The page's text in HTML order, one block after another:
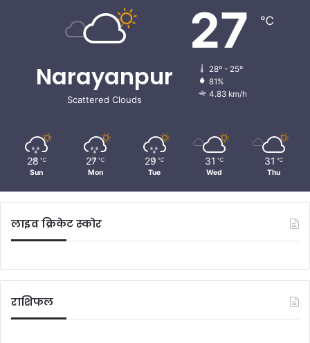
Narayanpur
Scattered Clouds
27 ℃
28º - 25º
81%
4.83 km/h
28 ℃
Sun
27 ℃
Mon
29 ℃
Tue
31 ℃
Wed
31 ℃
Thu
लाइव क्रिकेट स्कोर
राशिफल